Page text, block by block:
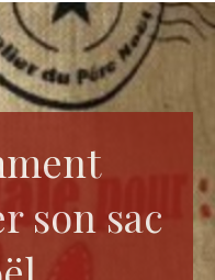
son sac